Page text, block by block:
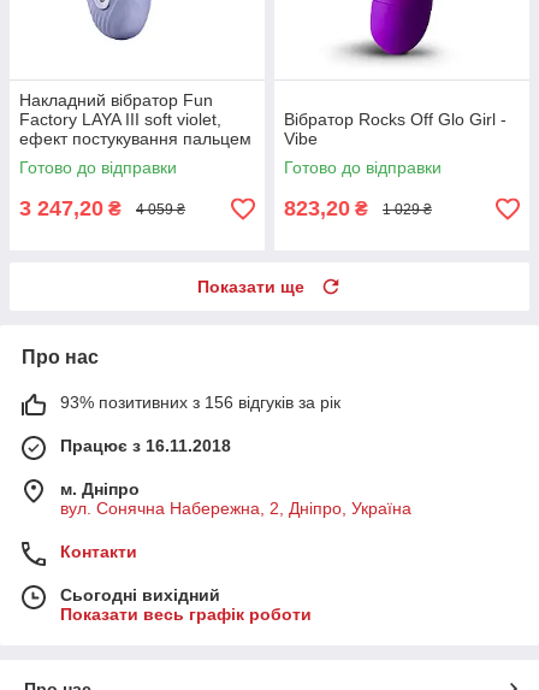
Накладний вібратор Fun
Factory LAYA III soft violet,
ефект постукування пальцем
Готово до відправки
3 247,20 ₴ 4 059 ₴
Вібратор Rocks Off Glo Girl -
Vibe
Готово до відправки
823,20 ₴ 1 029 ₴
Показати ще
Про нас
93% позитивних з 156 відгуків за рік
Працює з 16.11.2018
м. Дніпро
вул. Сонячна Набережна, 2, Дніпро, Україна
Контакти
Сьогодні вихідний
Показати весь графік роботи